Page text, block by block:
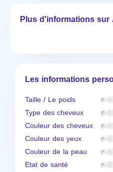
Plus d'informations sur
Les informations
Taille / Le poids
Type des cheveux
Couleur des cheveux
Couleur des yeux
Couleur de la peau
Etat de santé